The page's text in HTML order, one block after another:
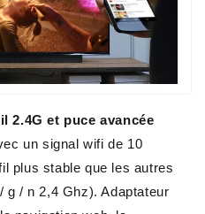
2.4G et puce avancée
un signal wifi de 10
plus stable que les autres
g / n 2,4 Ghz). Adaptateur